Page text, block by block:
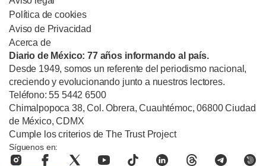
Política de cookies
Aviso de Privacidad
Acerca de
Diario de México: 77 años informando al país.
Desde 1949, somos un referente del periodismo nacional,
creciendo y evolucionando junto a nuestros lectores.
Teléfono: 55 5442 6500
Chimalpopoca 38, Col. Obrera, Cuauhtémoc, 06800 Ciudad
de México, CDMX
Cumple los criterios de The Trust Project
Síguenos en: